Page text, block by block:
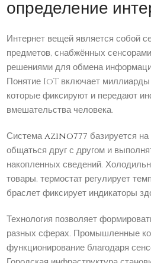
определение
Интернет вещей является собой
предметов, снабжённых
решениями для обмена
Понятие IoT включает
которые фиксируют и передают
вмешательства человека.
Системаazino777 базируется
общаться друг с другом и
накопленных сведений.
товары, термостат регулирует
браслет фиксирует индикаторы
Технология позволяет
разных сферах. Промышленные
функционирование благодаря